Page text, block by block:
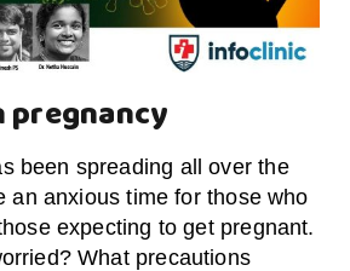
pregnancy
been spreading all over the
an anxious time for those who
expecting to get pregnant.
What precautions